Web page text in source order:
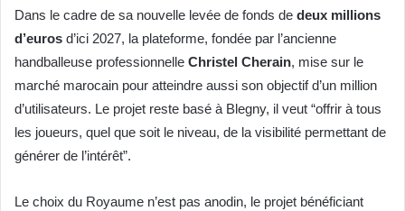
Dans le cadre de sa nouvelle levée de fonds de deux millions
d’euros d’ici 2027, la plateforme, fondée par l’ancienne
handballeuse professionnelle Christel Cherain, mise sur le
marché marocain pour atteindre aussi son objectif d’un million
d’utilisateurs. Le projet reste basé à Blegny, il veut “offrir à tous
les joueurs, quel que soit le niveau, de la visibilité permettant de
générer de l’intérêt”.
Le choix du Royaume n’est pas anodin, le projet bénéficiant